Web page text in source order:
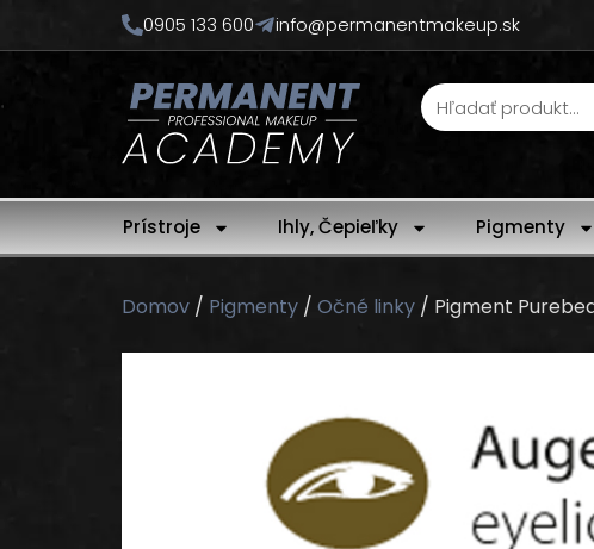
0905 133 600 info@permanentmakeup.sk
Prístroje Ihly, Čepieľky Pigmenty
Domov / Pigmenty / Očné linky / Pigment